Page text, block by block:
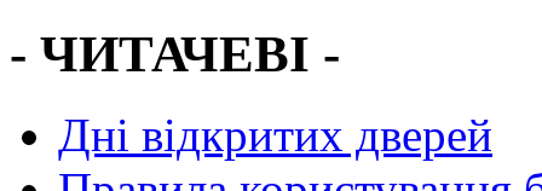
- ЧИТАЧЕВІ -
Дні відкритих дверей